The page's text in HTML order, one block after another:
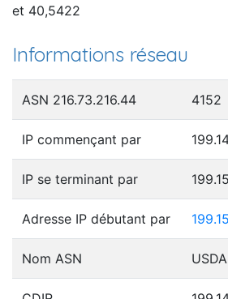
et 40,5422
Informations réseau
ASN 216.73.216.44 4152
IP commençant par
IP se terminant par
Adresse IP débutant par
Nom ASN USDA